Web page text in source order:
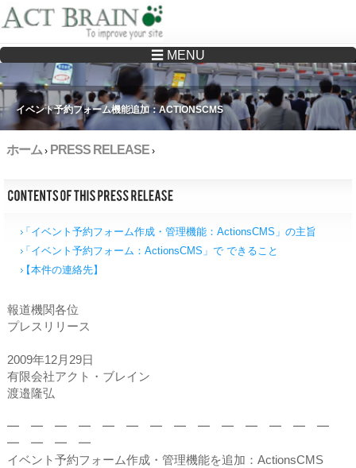
Drupalサイトの制作・保守をどこに頼んでいいか分からない方へ…まずはご相談く
☰ MENU
イベント予約フォーム機能追加：ACTIONSCMS
ホーム › PRESS RELEASE ›
「イベント予約フォーム作成・管理機能：ActionsCMS」の主旨
「イベント予約フォーム：ActionsCMS」で できること
【本件の連絡先】
報道機関各位
プレスリリース
2009年12月29日
有限会社アクト・ブレイン
渡邉隆弘
━ ━ ━ ━ ━ ━ ━ ━ ━ ━ ━ ━ ━ ━
━ ━ ━ ━
イベント予約フォーム作成・管理機能を追加：ActionsCMS